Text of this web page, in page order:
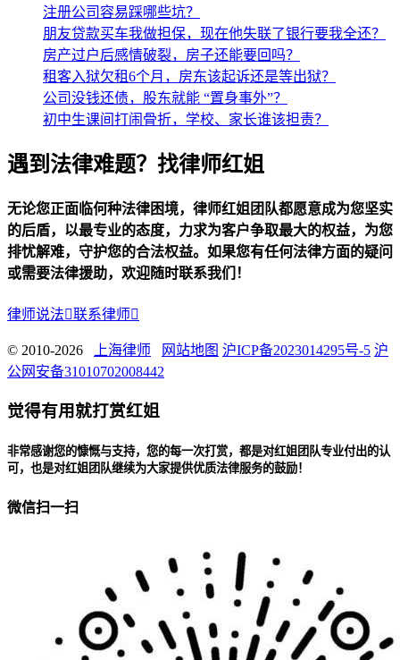
注册公司容易踩哪些坑？
朋友贷款买车我做担保，现在他失联了银行要我全还？
房产过户后感情破裂，房子还能要回吗？
租客入狱欠租6个月，房东该起诉还是等出狱？
公司没钱还债，股东就能 “置身事外”？
初中生课间打闹骨折，学校、家长谁该担责？
遇到法律难题？找律师红姐
无论您正面临何种法律困境，律师红姐团队都愿意成为您坚实
的后盾，以最专业的态度，力求为客户争取最大的权益，为您
排忧解难，守护您的合法权益。如果您有任何法律方面的疑问
或需要法律援助，欢迎随时联系我们！
律师说法联系律师
© 2010-2026 上海律师 网站地图 沪ICP备2023014295号-5 沪
公网安备31010702008442
觉得有用就打赏红姐
非常感谢您的慷慨与支持，您的每一次打赏，都是对红姐团队专业付出的认
可，也是对红姐团队继续为大家提供优质法律服务的鼓励！
微信扫一扫